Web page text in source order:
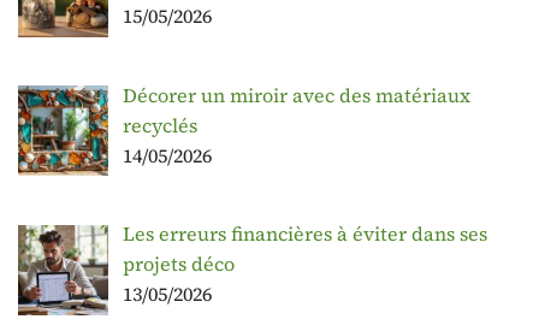
15/05/2026
Décorer un miroir avec des matériaux
recyclés
14/05/2026
Les erreurs financières à éviter dans ses
projets déco
13/05/2026